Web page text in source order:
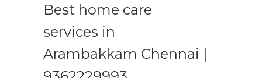
Best home care
services in
Arambakkam Chennai |